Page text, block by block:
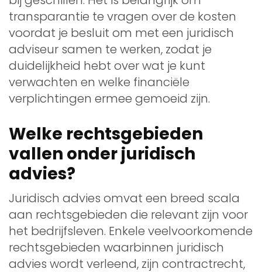
transparantie te vragen over de kosten
voordat je besluit om met een juridisch
adviseur samen te werken, zodat je
duidelijkheid hebt over wat je kunt
verwachten en welke financiële
verplichtingen ermee gemoeid zijn.
Welke rechtsgebieden
vallen onder juridisch
advies?
Juridisch advies omvat een breed scala
aan rechtsgebieden die relevant zijn voor
het bedrijfsleven. Enkele veelvoorkomende
rechtsgebieden waarbinnen juridisch
advies wordt verleend, zijn contractrecht,